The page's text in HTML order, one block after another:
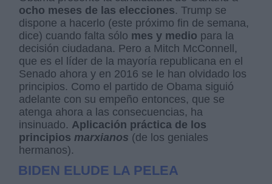
ocho meses de las elecciones. Trump se
dispone a hacerlo (este próximo fin de semana,
dice) cuando falta sólo mes y medio para la
decisión ciudadana. Pero a Mitch McConnell,
que es el líder de la mayoría republicana en el
Senado ahora y en 2016 se le han olvidado los
principios. Como el partido de Obama siguió
adelante con su empeño entonces, que se
atenga ahora a las consecuencias, ha
insinuado. Aplicación práctica de los
principiosmarxianos (de los geniales
hermanos).
BIDEN ELUDE LA PELEA